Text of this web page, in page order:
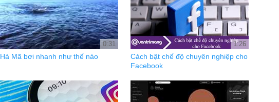
0:31
Hà Mã bơi nhanh như thế nào
1:26
Cách bật chế độ chuyên nghiệp cho
Facebook